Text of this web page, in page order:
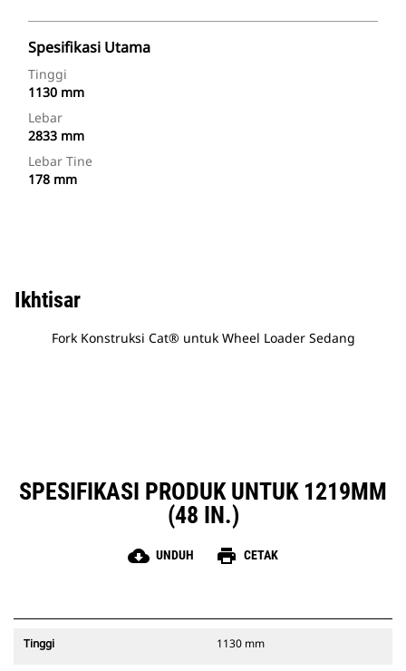
Spesifikasi Utama
Tinggi
1130 mm
Lebar
2833 mm
Lebar Tine
178 mm
Ikhtisar
Fork Konstruksi Cat® untuk Wheel Loader Sedang
SPESIFIKASI PRODUK UNTUK 1219MM
(48 IN.)
cloud_download UNDUH print CETAK
Tinggi 1130 mm